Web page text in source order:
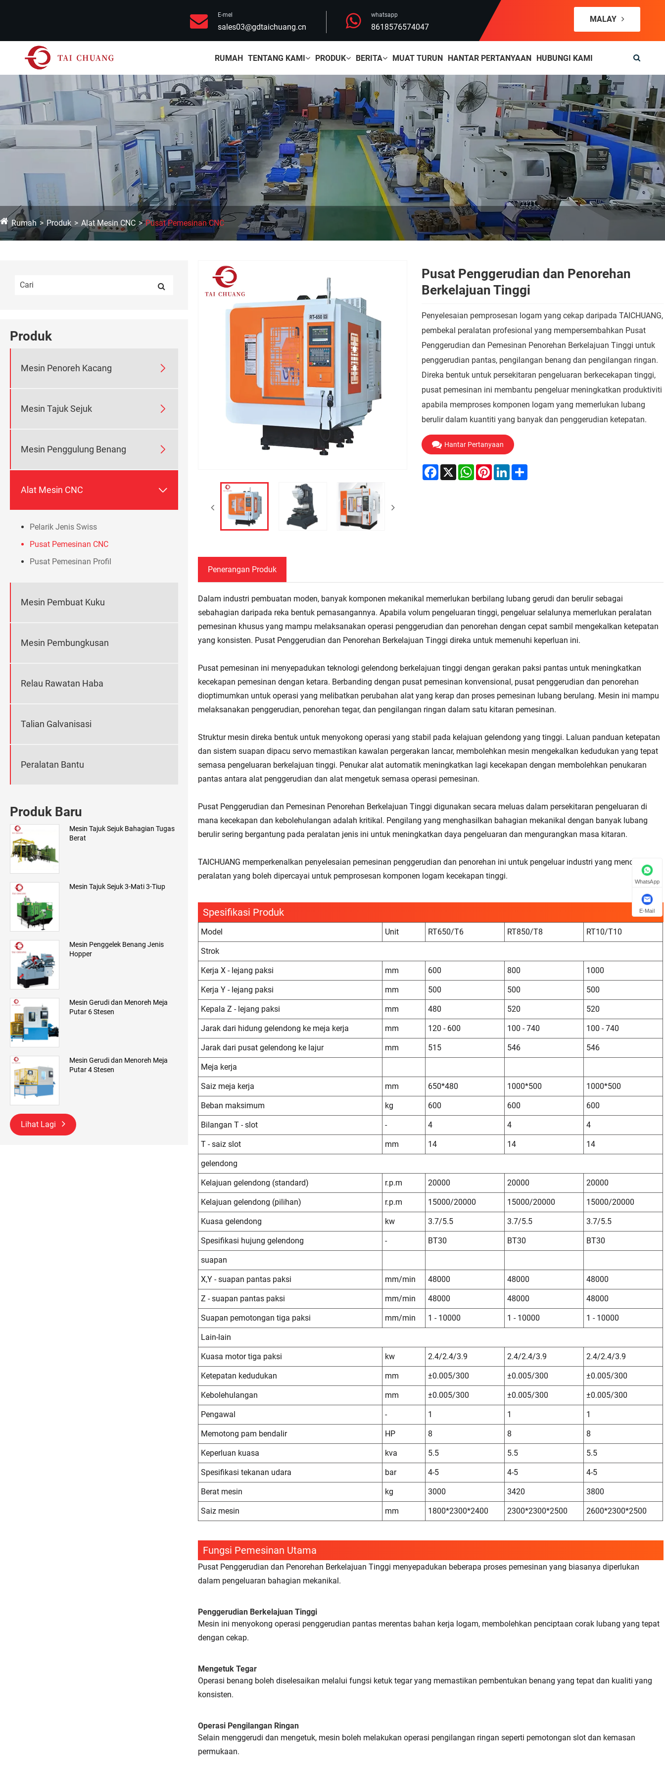
E-mel
sales03@gdtaichuang.cn
whatsapp
8618576574047
MALAY
RUMAH TENTANG KAMI PRODUK BERITA MUAT TURUN HANTAR PERTANYAAN HUBUNGI KAMI
Rumah Produk Alat Mesin CNC Pusat Pemesinan CNC
Produk
Mesin Penoreh Kacang 
Mesin Tajuk Sejuk 
Mesin Penggulung Benang 
Alat Mesin CNC 
Pelarik Jenis Swiss
Pusat Pemesinan CNC
Pusat Pemesinan Profil
Mesin Pembuat Kuku
Mesin Pembungkusan
Relau Rawatan Haba
Talian Galvanisasi
Peralatan Bantu
Produk Baru
Mesin Tajuk Sejuk Bahagian Tugas
Berat
Mesin Tajuk Sejuk 3-Mati 3-Tiup
Mesin Penggelek Benang Jenis
Hopper
Mesin Gerudi dan Menoreh Meja
Putar 6 Stesen
Mesin Gerudi dan Menoreh Meja
Putar 4 Stesen
Lihat Lagi
Pusat Penggerudian dan Penorehan
Berkelajuan Tinggi
Penyelesaian pemprosesan logam yang cekap daripada TAICHUANG,
pembekal peralatan profesional yang mempersembahkan Pusat
Penggerudian dan Pemesinan Penorehan Berkelajuan Tinggi untuk
penggerudian pantas, pengilangan benang dan pengilangan ringan.
Direka bentuk untuk persekitaran pengeluaran berkecekapan tinggi,
pusat pemesinan ini membantu pengeluar meningkatkan produktiviti
apabila memproses komponen logam yang memerlukan lubang
berulir dalam kuantiti yang banyak dan penggerudian ketepatan.
Hantar Pertanyaan
Facebook
X WhatsApp
PinterestLinkedInShare
Penerangan Produk
Dalam industri pembuatan moden, banyak komponen mekanikal memerlukan berbilang lubang gerudi dan berulir sebagai
sebahagian daripada reka bentuk pemasangannya. Apabila volum pengeluaran tinggi, pengeluar selalunya memerlukan peralatan
pemesinan khusus yang mampu melaksanakan operasi penggerudian dan penorehan dengan cepat sambil mengekalkan ketepatan
yang konsisten. Pusat Penggerudian dan Penorehan Berkelajuan Tinggi direka untuk memenuhi keperluan ini.
Pusat pemesinan ini menyepadukan teknologi gelendong berkelajuan tinggi dengan gerakan paksi pantas untuk meningkatkan
kecekapan pemesinan dengan ketara. Berbanding dengan pusat pemesinan konvensional, pusat penggerudian dan penorehan
dioptimumkan untuk operasi yang melibatkan perubahan alat yang kerap dan proses pemesinan lubang berulang. Mesin ini mampu
melaksanakan penggerudian, penorehan tegar, dan pengilangan ringan dalam satu kitaran pemesinan.
Struktur mesin direka bentuk untuk menyokong operasi yang stabil pada kelajuan gelendong yang tinggi. Laluan panduan ketepatan
dan sistem suapan dipacu servo memastikan kawalan pergerakan lancar, membolehkan mesin mengekalkan kedudukan yang tepat
semasa pengeluaran berkelajuan tinggi. Penukar alat automatik meningkatkan lagi kecekapan dengan membolehkan penukaran
pantas antara alat penggerudian dan alat mengetuk semasa operasi pemesinan.
Pusat Penggerudian dan Pemesinan Penorehan Berkelajuan Tinggi digunakan secara meluas dalam persekitaran pengeluaran di
mana kecekapan dan kebolehulangan adalah kritikal. Pengilang yang menghasilkan bahagian mekanikal dengan banyak lubang
berulir sering bergantung pada peralatan jenis ini untuk meningkatkan daya pengeluaran dan mengurangkan masa kitaran.
TAICHUANG memperkenalkan penyelesaian pemesinan penggerudian dan penorehan ini untuk pengeluar industri yang mencari
peralatan yang boleh dipercayai untuk pemprosesan komponen logam kecekapan tinggi.
Spesifikasi Produk
Model Unit RT650/T6 RT850/T8 RT10/T10
Strok
Kerja X - lejang paksi mm 600 800 1000
Kerja Y - lejang paksi mm 500 500 500
Kepala Z - lejang paksi mm 480 520 520
Jarak dari hidung gelendong ke meja kerja mm 120 - 600 100 - 740 100 - 740
Jarak dari pusat gelendong ke lajur mm 515 546 546
Meja kerja
Saiz meja kerja mm 650*480 1000*500 1000*500
Beban maksimum kg 600 600 600
Bilangan T - slot - 4 4 4
T - saiz slot mm 14 14 14
gelendong
Kelajuan gelendong (standard) r.p.m 20000 20000 20000
Kelajuan gelendong (pilihan) r.p.m 15000/20000 15000/20000 15000/20000
Kuasa gelendong kw 3.7/5.5 3.7/5.5 3.7/5.5
Spesifikasi hujung gelendong - BT30 BT30 BT30
suapan
X,Y - suapan pantas paksi mm/min 48000 48000 48000
Z - suapan pantas paksi mm/min 48000 48000 48000
Suapan pemotongan tiga paksi mm/min 1 - 10000 1 - 10000 1 - 10000
Lain-lain
Kuasa motor tiga paksi kw 2.4/2.4/3.9 2.4/2.4/3.9 2.4/2.4/3.9
Ketepatan kedudukan mm ±0.005/300 ±0.005/300 ±0.005/300
Kebolehulangan mm ±0.005/300 ±0.005/300 ±0.005/300
Pengawal - 1 1 1
Memotong pam bendalir HP 8 8 8
Keperluan kuasa kva 5.5 5.5 5.5
Spesifikasi tekanan udara bar 4-5 4-5 4-5
Berat mesin kg 3000 3420 3800
Saiz mesin mm 1800*2300*2400 2300*2300*2500 2600*2300*2500
Fungsi Pemesinan Utama
Pusat Penggerudian dan Penorehan Berkelajuan Tinggi menyepadukan beberapa proses pemesinan yang biasanya diperlukan
dalam pengeluaran bahagian mekanikal.
Penggerudian Berkelajuan Tinggi
Mesin ini menyokong operasi penggerudian pantas merentas bahan kerja logam, membolehkan penciptaan corak lubang yang tepat
dengan cekap.
Mengetuk Tegar
Operasi benang boleh diselesaikan melalui fungsi ketuk tegar yang memastikan pembentukan benang yang tepat dan kualiti yang
konsisten.
Operasi Pengilangan Ringan
Selain menggerudi dan mengetuk, mesin boleh melakukan operasi pengilangan ringan seperti pemotongan slot dan kemasan
permukaan.
WhatsApp
E-Mail